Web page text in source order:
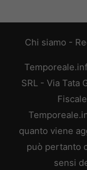
Chi siamo -
SRL - Via Tata
quanto viene
può pertanto
sensi